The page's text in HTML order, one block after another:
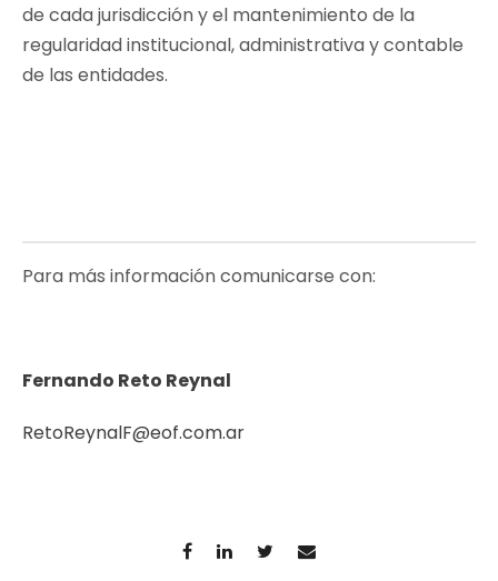
de cada jurisdicción y el mantenimiento de la
regularidad institucional, administrativa y contable
de las entidades.
Para más información comunicarse con:
Fernando Reto Reynal
RetoReynalF@eof.com.ar